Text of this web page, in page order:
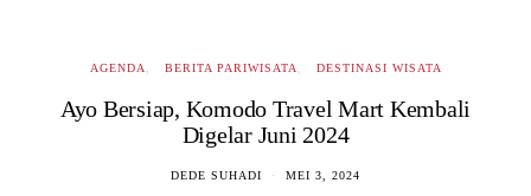
AGENDA BERITA PARIWISATA DESTINASI WISATA
Ayo Bersiap, Komodo Travel Mart Kembali
Digelar Juni 2024
DEDE SUHADI MEI 3, 2024